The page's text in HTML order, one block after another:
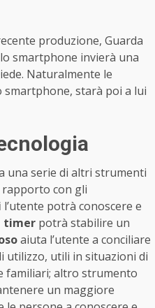
produzione, Guarda
smartphone invierà una
Naturalmente le
smartphone, starà poi a lui
una serie di altri strumenti
con gli
l’utente potrà conoscere e
timer potrà stabilire un
aiuta l’utente a conciliare
utilizzo, utili in situazioni di
familiari; altro strumento
un maggiore